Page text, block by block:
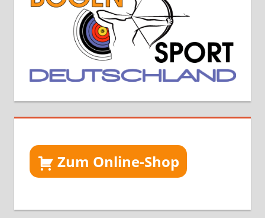
Zum Online-Shop